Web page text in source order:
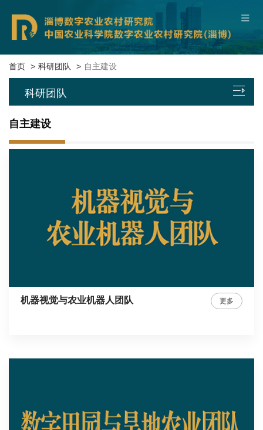
中国农业科学院
本院概况
新闻中心
平台基地
党建文化
首页 科研团队 自主建设
科研团队
自主建设
机器视觉与农业机器人团队 更多